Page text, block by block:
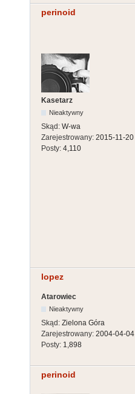
perinoid
Kasetarz
Nieaktywny
Skąd: W-wa
Zarejestrowany: 2015-11-20
Posty: 4,110
lopez
Atarowiec
Nieaktywny
Skąd: Zielona Góra
Zarejestrowany: 2004-04-04
Posty: 1,898
perinoid